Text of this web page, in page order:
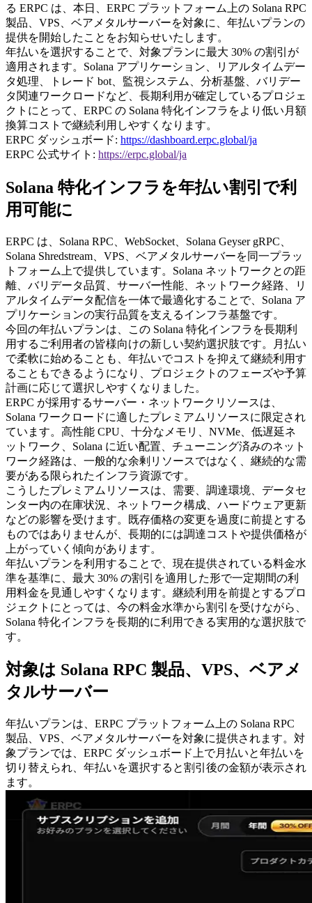
る ERPC は、本日、ERPC プラットフォーム上の Solana RPC
製品、VPS、ベアメタルサーバーを対象に、年払いプランの
提供を開始したことをお知らせいたします。
年払いを選択することで、対象プランに最大 30% の割引が
適用されます。Solana アプリケーション、リアルタイムデー
タ処理、トレード bot、監視システム、分析基盤、バリデー
タ関連ワークロードなど、長期利用が確定しているプロジェ
クトにとって、ERPC の Solana 特化インフラをより低い月額
換算コストで継続利用しやすくなります。
ERPC ダッシュボード: https://dashboard.erpc.global/ja
ERPC 公式サイト: https://erpc.global/ja
Solana 特化インフラを年払い割引で利
用可能に
ERPC は、Solana RPC、WebSocket、Solana Geyser gRPC、
Solana Shredstream、VPS、ベアメタルサーバーを同一プラッ
トフォーム上で提供しています。Solana ネットワークとの距
離、バリデータ品質、サーバー性能、ネットワーク経路、リ
アルタイムデータ配信を一体で最適化することで、Solana ア
プリケーションの実行品質を支えるインフラ基盤です。
今回の年払いプランは、この Solana 特化インフラを長期利
用するご利用者の皆様向けの新しい契約選択肢です。月払い
で柔軟に始めることも、年払いでコストを抑えて継続利用す
ることもできるようになり、プロジェクトのフェーズや予算
計画に応じて選択しやすくなりました。
ERPC が採用するサーバー・ネットワークリソースは、
Solana ワークロードに適したプレミアムリソースに限定され
ています。高性能 CPU、十分なメモリ、NVMe、低遅延ネ
ットワーク、Solana に近い配置、チューニング済みのネット
ワーク経路は、一般的な余剰リソースではなく、継続的な需
要がある限られたインフラ資源です。
こうしたプレミアムリソースは、需要、調達環境、データセ
ンター内の在庫状況、ネットワーク構成、ハードウェア更新
などの影響を受けます。既存価格の変更を過度に前提とする
ものではありませんが、長期的には調達コストや提供価格が
上がっていく傾向があります。
年払いプランを利用することで、現在提供されている料金水
準を基準に、最大 30% の割引を適用した形で一定期間の利
用料金を見通しやすくなります。継続利用を前提とするプロ
ジェクトにとっては、今の料金水準から割引を受けながら、
Solana 特化インフラを長期的に利用できる実用的な選択肢で
す。
対象は Solana RPC 製品、VPS、ベアメ
タルサーバー
年払いプランは、ERPC プラットフォーム上の Solana RPC
製品、VPS、ベアメタルサーバーを対象に提供されます。対
象プランでは、ERPC ダッシュボード上で月払いと年払いを
切り替えられ、年払いを選択すると割引後の金額が表示され
ます。